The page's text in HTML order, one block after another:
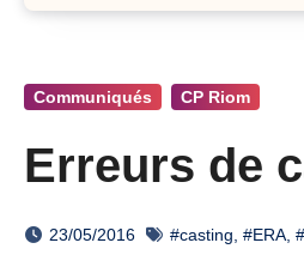
Communiqués CP Riom
Erreurs de
23/05/2016 #casting #ERA